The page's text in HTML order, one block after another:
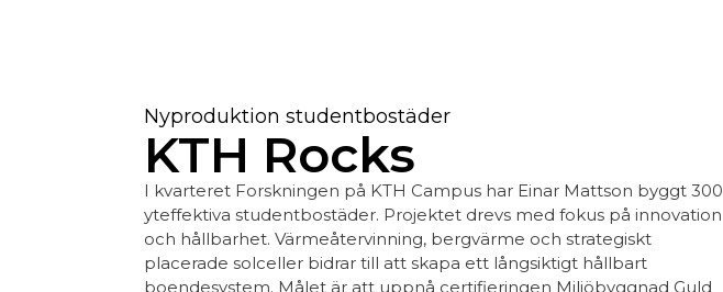
Nyproduktion studentbostäder
KTH Rocks
I kvarteret Forskningen på KTH Campus har Einar Mattson byggt 300
yteffektiva studentbostäder. Projektet drevs med fokus på innovation
och hållbarhet. Värmeåtervinning, bergvärme och strategiskt
placerade solceller bidrar till att skapa ett långsiktigt hållbart
boendesystem. Målet är att uppnå certifieringen Miljöbyggnad Guld